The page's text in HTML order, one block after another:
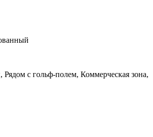
Рядом с гольф-полем, Коммерческая зона,